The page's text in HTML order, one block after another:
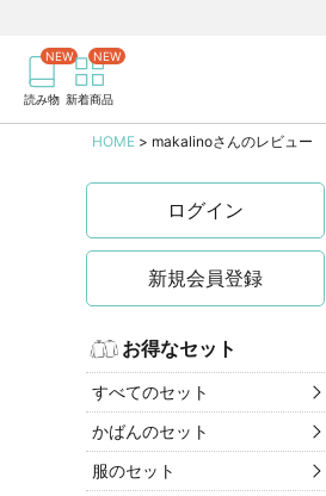
読み物 新着商品
商品を検索
HOME makalinoさんのレビュー
ログイン
新規会員登録
お得なセット
すべてのセット
かばんのセット
服のセット